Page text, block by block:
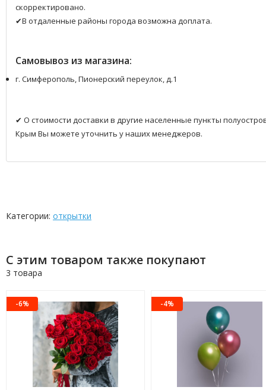
скорректировано.
✔В отдаленные районы города возможна доплата.
Самовывоз из магазина:
г. Симферополь, Пионерский переулок, д.1
✔ О стоимости доставки в другие населенные пункты
Крым Вы можете уточнить у наших менеджеров.
Категории: открытки
С этим товаром также покупают
3 товара
-6% -4%